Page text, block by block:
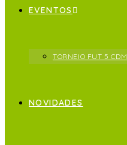
EVENTOS
TORNEIO FUT 5 CDM
NOVIDADES